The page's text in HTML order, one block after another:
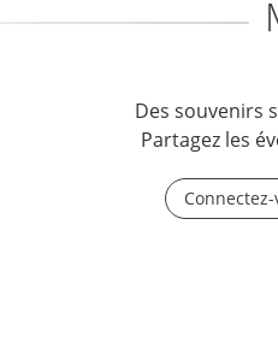
Des souvenirs
Partagez les